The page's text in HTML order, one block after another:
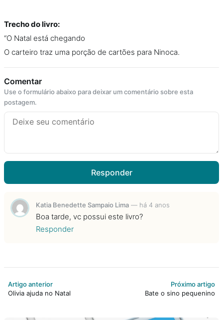
Trecho do livro:
“O Natal está chegando
O carteiro traz uma porção de cartões para Ninoca.
Comentar
Use o formulário abaixo para deixar um comentário sobre esta
postagem.
Responder
Katia Benedette Sampaio Lima — há 4 anos
Boa tarde, vc possui este livro?
Responder
Artigo anterior
Olivia ajuda no Natal
Próximo artigo
Bate o sino pequenino